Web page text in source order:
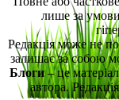
лише за
Редакція може не
залишає за собою
Блоги– це
автора.